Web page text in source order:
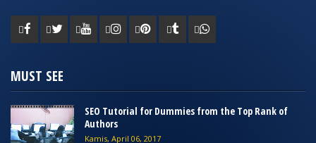
MUST SEE
SEO Tutorial for Dummies from the Top Rank of
Authors
Kamis, April 06, 2017